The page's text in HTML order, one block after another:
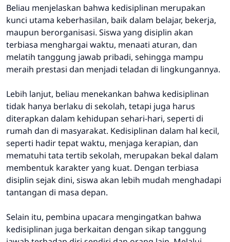
Beliau menjelaskan bahwa kedisiplinan merupakan
kunci utama keberhasilan, baik dalam belajar, bekerja,
maupun berorganisasi. Siswa yang disiplin akan
terbiasa menghargai waktu, menaati aturan, dan
melatih tanggung jawab pribadi, sehingga mampu
meraih prestasi dan menjadi teladan di lingkungannya.
Lebih lanjut, beliau menekankan bahwa kedisiplinan
tidak hanya berlaku di sekolah, tetapi juga harus
diterapkan dalam kehidupan sehari-hari, seperti di
rumah dan di masyarakat. Kedisiplinan dalam hal kecil,
seperti hadir tepat waktu, menjaga kerapian, dan
mematuhi tata tertib sekolah, merupakan bekal dalam
membentuk karakter yang kuat. Dengan terbiasa
disiplin sejak dini, siswa akan lebih mudah menghadapi
tantangan di masa depan.
Selain itu, pembina upacara mengingatkan bahwa
kedisiplinan juga berkaitan dengan sikap tanggung